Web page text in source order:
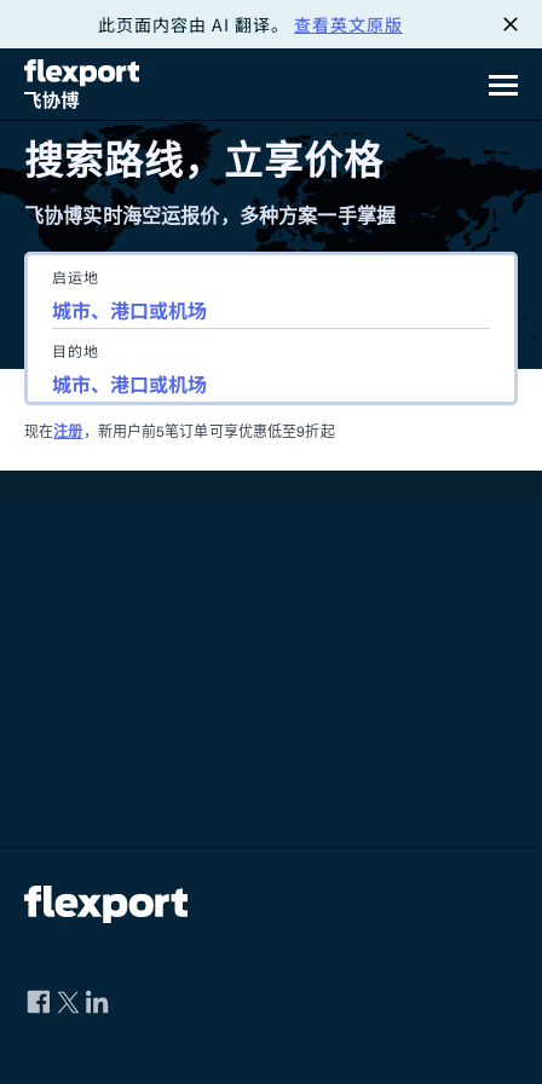
此页面内容由 AI 翻译。 查看英文原版
搜索路线，立享价格
飞协博实时海空运报价，多种方案一手掌握
启运地
目的地
现在注册 ，新用户前5笔订单可享优惠低至9折起